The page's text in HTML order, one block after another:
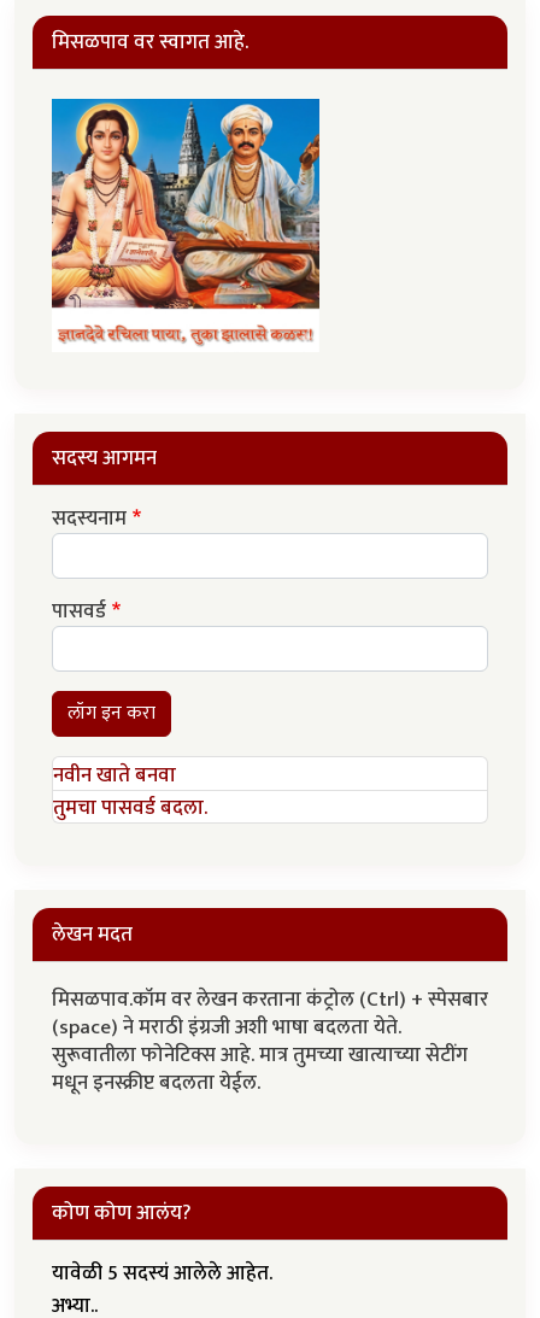
मिसळपाव वर स्वागत आहे.
सदस्य आगमन
सदस्यनाम
पासवर्ड
लॉग इन करा
नवीन खाते बनवा
तुमचा पासवर्ड बदला.
लेखन मदत
मिसळपाव.कॉम वर लेखन करताना कंट्रोल (Ctrl) + स्पेसबार
(space) ने मराठी इंग्रजी अशी भाषा बदलता येते.
सुरूवातीला फोनेटिक्स आहे. मात्र तुमच्या खात्याच्या सेटींग
मधून इनस्क्रीप्ट बदलता येईल.
कोण कोण आलंय?
यावेळी 5 सदस्यं आलेले आहेत.
अभ्या..